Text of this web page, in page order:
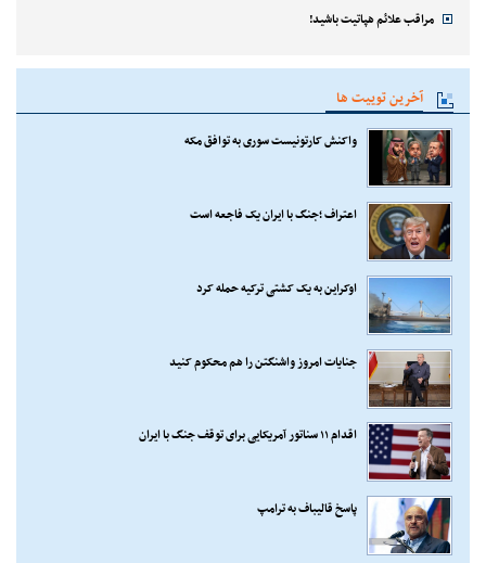
مراقب علائم هپاتیت باشید!
آخرین توییت ها
واکنش کارتونیست سوری به توافق مکه
اعتراف ؛جنگ با ایران یک فاجعه است
اوکراین به یک کشتی ترکیه حمله کرد
جنایات امروز واشنگتن را هم محکوم کنید
اقدام ۱۱ سناتور آمریکایی برای توقف جنگ با ایران
پاسخ قالیباف به ترامپ